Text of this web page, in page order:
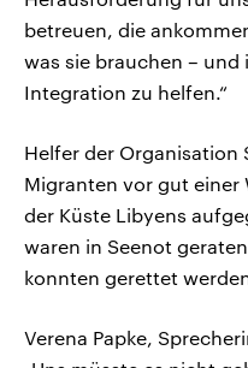
betreuen, die
was sie brauchen –
Integration zu helfen.“
Helfer der Organisation
Migranten vor gut einer
der Küste Libyens
waren in Seenot
konnten gerettet
Verena Papke,